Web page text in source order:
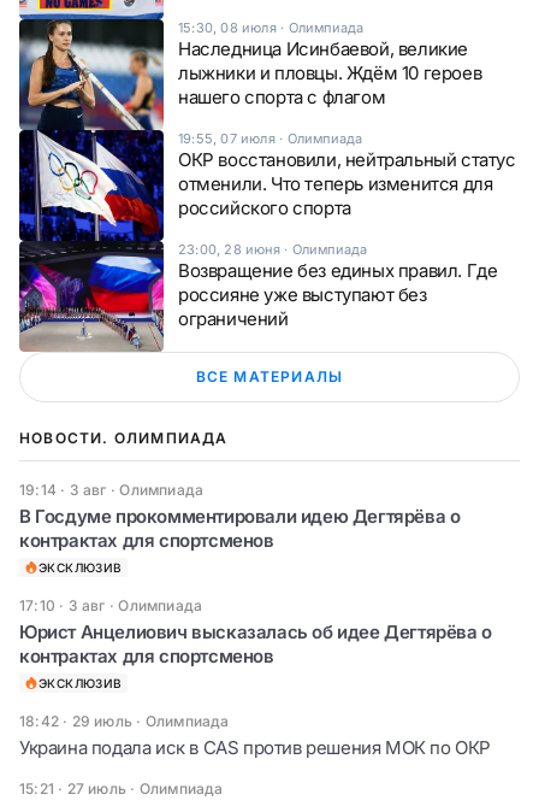
15:30, 08 июля· Олимпиада
Наследница Исинбаевой, великие
лыжники и пловцы. Ждём 10 героев
нашего спорта с флагом
19:55, 07 июля· Олимпиада
ОКР восстановили, нейтральный статус
отменили. Что теперь изменится для
российского спорта
23:00, 28 июня· Олимпиада
Возвращение без единых правил. Где
россияне уже выступают без
ограничений
ВСЕ МАТЕРИАЛЫ
НОВОСТИ. ОЛИМПИАДА
19:14 · 3 авг ·Олимпиада
В Госдуме прокомментировали идею Дегтярёва о
контрактах для спортсменов
ЭКСКЛЮЗИВ
17:10 · 3 авг ·Олимпиада
Юрист Анцелиович высказалась об идее Дегтярёва о
контрактах для спортсменов
ЭКСКЛЮЗИВ
18:42 · 29 июль · Олимпиада
Украина подала иск в CAS против решения МОК по ОКР
15:21 · 27 июль · Олимпиада